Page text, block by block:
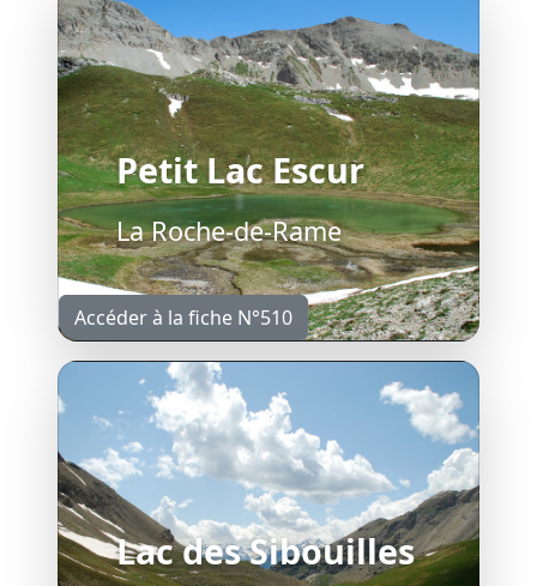
Petit Lac Escur
La Roche-de-Rame
Accéder à la fiche N°510
Lac des Sibouilles